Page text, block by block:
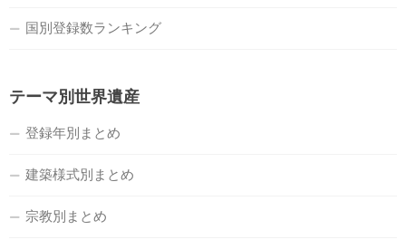
国別登録数ランキング
テーマ別世界遺産
登録年別まとめ
建築様式別まとめ
宗教別まとめ